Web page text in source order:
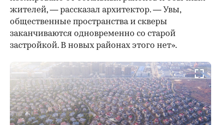
жителей, — рассказал архитектор. — Увы,
общественные пространства и скверы
заканчиваются одновременно со старой
застройкой. В новых районах этого нет».